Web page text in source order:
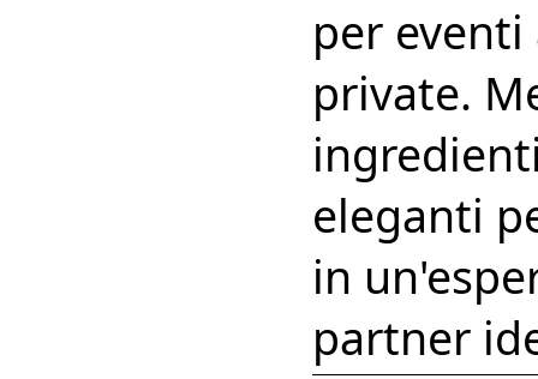
per
private.
eleganti
in
partner